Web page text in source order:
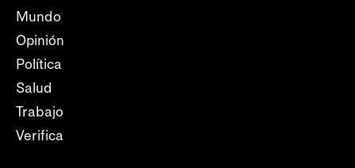
Mundo
Opinión
Política
Salud
Trabajo
Verifica